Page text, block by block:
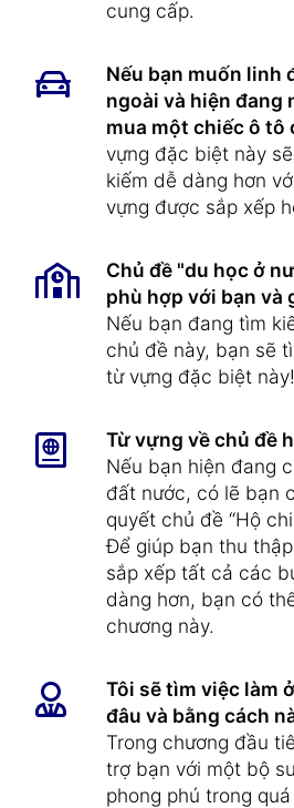
cung cấp.
Nếu bạn muốn linh
ngoài và hiện đang
mua một chiếc ô tô
vựng đặc biệt này
kiếm dễ dàng hơn
vựng được sắp xếp
Chủ đề "du học ở
phù hợp với bạn và
Nếu bạn đang tìm
chủ đề này, bạn sẽ
từ vựng đặc biệt này!
Từ vựng về chủ đề
Nếu bạn hiện đang
đất nước, có lẽ bạn
quyết chủ đề “Hộ
Để giúp bạn thu
sắp xếp tất cả các
dàng hơn, bạn có
chương này.
Tôi sẽ tìm việc làm
đâu và bằng cách
Trong chương đầu
trợ bạn với một bộ
phong phú trong